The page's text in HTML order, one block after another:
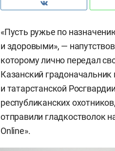
«Пусть ружье по
и здоровыми», —
которому лично передал
Казанский
и татарстанской
республиканских
отправили гладкостволок
Online».